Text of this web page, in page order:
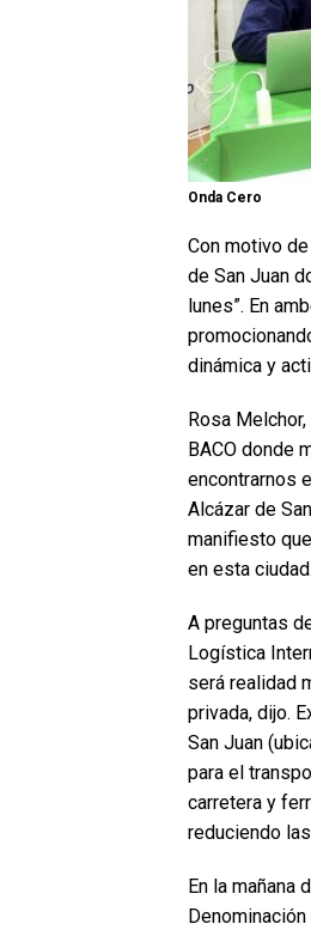
Onda Cero
Con motivo
de San Juan
lunes”. En
dinámica y
Rosa
BACO donde
encontrarnos
Alcázar de
manifiesto
en esta ciudad.
A preguntas
Logística
será realidad
privada, dijo.
San Juan
para el
carretera y
reduciendo
En la mañana